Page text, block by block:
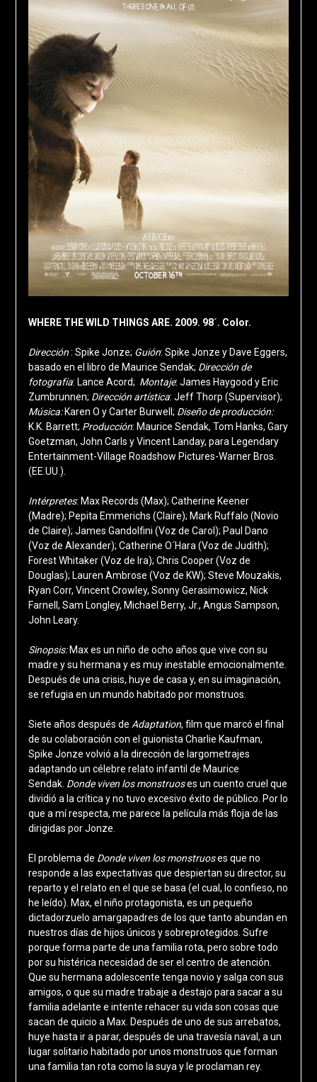
WHERE THE WILD THINGS ARE. 2009. 98´. Color.
Dirección: Spike Jonze; Guión: Spike Jonze y Dave Eggers,
basado en el libro de Maurice Sendak; Dirección de
fotografía: Lance Acord; Montaje: James Haygood y Eric
Zumbrunnen; Dirección artística: Jeff Thorp (Supervisor);
Música: Karen O y Carter Burwell; Diseño de producción:
K.K. Barrett; Producción: Maurice Sendak, Tom Hanks, Gary
Goetzman, John Carls y Vincent Landay, para Legendary
Entertainment-Village Roadshow Pictures-Warner Bros.
(EE.UU.).
Intérpretes: Max Records (Max); Catherine Keener
(Madre); Pepita Emmerichs (Claire); Mark Ruffalo (Novio
de Claire); James Gandolfini (Voz de Carol); Paul Dano
(Voz de Alexander); Catherine O´Hara (Voz de Judith);
Forest Whitaker (Voz de Ira); Chris Cooper (Voz de
Douglas); Lauren Ambrose (Voz de KW); Steve Mouzakis,
Ryan Corr, Vincent Crowley, Sonny Gerasimowicz, Nick
Farnell, Sam Longley, Michael Berry, Jr., Angus Sampson,
John Leary.
Sinopsis: Max es un niño de ocho años que vive con su
madre y su hermana y es muy inestable emocionalmente.
Después de una crisis, huye de casa y, en su imaginación,
se refugia en un mundo habitado por monstruos.
Siete años después de Adaptation, film que marcó el final
de su colaboración con el guionista Charlie Kaufman,
Spike Jonze volvió a la dirección de largometrajes
adaptando un célebre relato infantil de Maurice
Sendak. Donde viven los monstruoses un cuento cruel que
dividió a la crítica y no tuvo excesivo éxito de público. Por lo
que a mí respecta, me parece la película más floja de las
dirigidas por Jonze.
El problema de Donde viven los monstruoses que no
responde a las expectativas que despiertan su director, su
reparto y el relato en el que se basa (el cual, lo confieso, no
he leído). Max, el niño protagonista, es un pequeño
dictadorzuelo amargapadres de los que tanto abundan en
nuestros días de hijos únicos y sobreprotegidos. Sufre
porque forma parte de una familia rota, pero sobre todo
por su histérica necesidad de ser el centro de atención.
Que su hermana adolescente tenga novio y salga con sus
amigos, o que su madre trabaje a destajo para sacar a su
familia adelante e intente rehacer su vida son cosas que
sacan de quicio a Max. Después de uno de sus arrebatos,
huye hasta ir a parar, después de una travesía naval, a un
lugar solitario habitado por unos monstruos que forman
una familia tan rota como la suya y le proclaman rey.